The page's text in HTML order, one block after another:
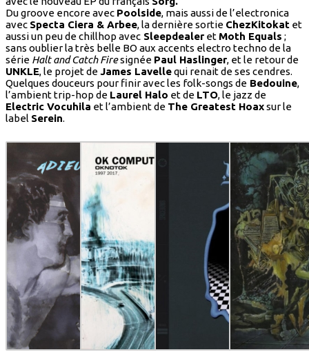
Du groove encore avec Poolside, mais aussi de l’electronica
avec Specta Ciera & Arbee, la dernière sortie ChezKitokat et
aussi un peu de chillhop avec Sleepdealer et Moth Equals ;
sans oublier la très belle BO aux accents electro techno de la
série Halt and Catch Firesignée Paul Haslinger, et le retour de
UNKLE, le projet de James Lavellequi renait de ses cendres.
Quelques douceurs pour finir avec les folk-songs de Bedouine,
l’ambient trip-hop de Laurel Halo et de LTO, le jazz de
Electric Vocuhila et l’ambient de The Greatest Hoaxsur le
label Serein.